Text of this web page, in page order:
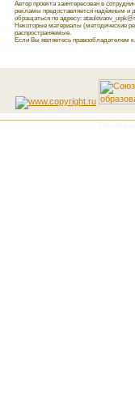
Автор проекта заинтересован в
рекламы предоставляется надёжным и
обращаться по адресу:
Некоторые материалы (методические
распространяемые.
Если Вы являетесь правообладателем